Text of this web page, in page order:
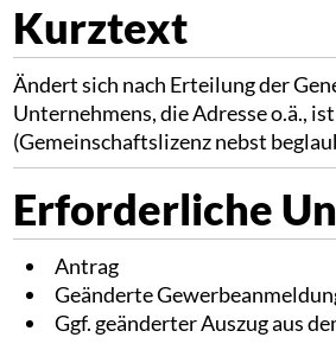
Kurztext
Ändert sich nach Erteilung der
Unternehmens, die Adresse o.ä.,
(Gemeinschaftslizenz nebst
Erforderliche
Antrag
Geänderte
Ggf. geänderter Auszug aus